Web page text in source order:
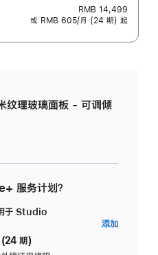
RMB 14,499
或 RMB 605/月 (24 期) 起
理玻璃面板 - 可调倾
服务计划？
于 Studio
(24 期)
添加